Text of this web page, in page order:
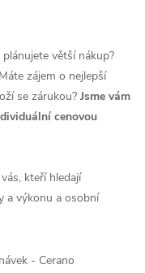
větší nákup?
zájem o nejlepší
se zárukou? Jsme vám
cenovou
kteří hledají
a výkonu a osobní